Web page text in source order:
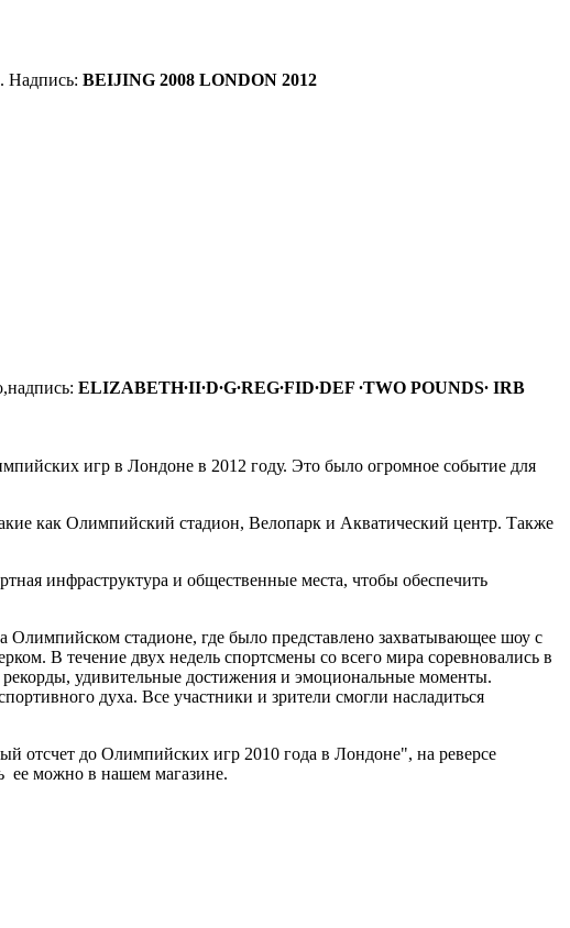
Надпись: BEIJING 2008 LONDON 2012
ELIZABETH∙II∙D∙G∙REG∙FID∙DEF ∙TWO POUNDS∙ IRB
игр в Лондоне в 2012 году. Это было огромное событие для
как Олимпийский стадион, Велопарк и Акватический центр. Также
инфраструктура и общественные места, чтобы обеспечить
стадионе, где было представлено захватывающее шоу с
В течение двух недель спортсмены со всего мира соревновались в
удивительные достижения и эмоциональные моменты.
духа. Все участники и зрители смогли насладиться
отсчет до Олимпийских игр 2010 года в Лондоне", на реверсе
ее можно в нашем магазине.